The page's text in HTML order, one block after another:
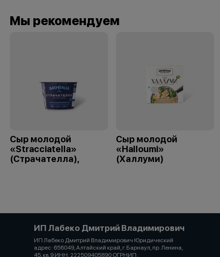
Мы рекомендуем
Сыр молодой
«Stracciatella»
(Страчателла),
Сыр молодой
«Halloumi»
(Халлуми)
ИП Лабеко Дмитрий Владимирович
ИП Лабеко Дмитрий Владимирович Юридический
адрес: 656049, Алтайский край, г. Барнаул, пр. Ленина,
45, кв.9 ИНН: 222509405890 ОГРНИП: